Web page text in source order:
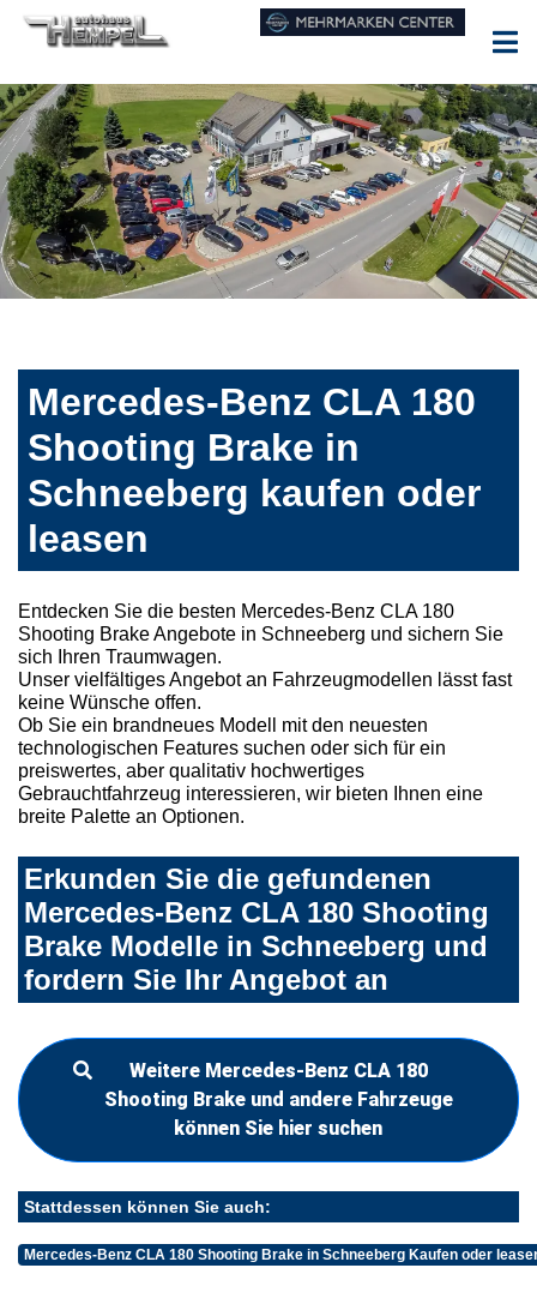
Mercedes-Benz CLA 180
Shooting Brake in
Schneeberg kaufen oder
leasen
Entdecken Sie die besten Mercedes-Benz CLA 180
Shooting Brake Angebote in Schneeberg und sichern Sie
sich Ihren Traumwagen.
Unser vielfältiges Angebot an Fahrzeugmodellen lässt fast
keine Wünsche offen.
Ob Sie ein brandneues Modell mit den neuesten
technologischen Features suchen oder sich für ein
preiswertes, aber qualitativ hochwertiges
Gebrauchtfahrzeug interessieren, wir bieten Ihnen eine
breite Palette an Optionen.
Erkunden Sie die gefundenen
Mercedes-Benz CLA 180 Shooting
Brake Modelle in Schneeberg und
fordern Sie Ihr Angebot an
Weitere Mercedes-Benz CLA 180
Shooting Brake und andere Fahrzeuge
können Sie hier suchen
Stattdessen können Sie auch:
Mercedes-Benz CLA 180 Shooting Brake in Schneeberg Kaufen oder